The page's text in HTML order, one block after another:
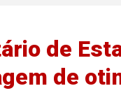
de
de